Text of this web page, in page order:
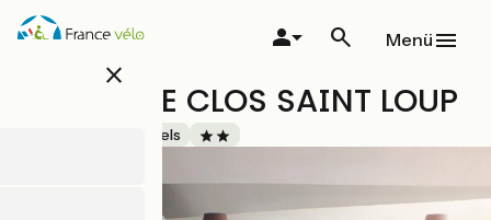
Direkt
zum
close
Menü
HÔTEL - LE CLOS SAINT LOUP
Hotels